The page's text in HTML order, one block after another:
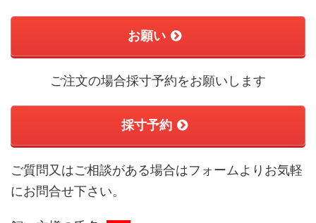
お願い
ご注文の場合採寸予約をお願いします
採寸予約
ご質問又はご相談がある場合はフォームよりお気軽
にお問合せ下さい。